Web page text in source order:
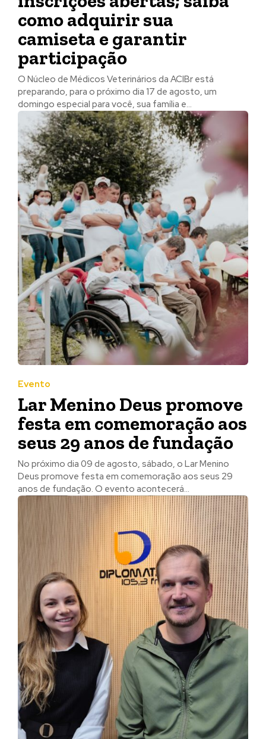
como adquirir sua
camiseta e garantir
participação
O Núcleo de Médicos Veterinários da ACIBr está
preparando, para o próximo dia 17 de agosto, um
domingo especial para você, sua família e...
Evento
Lar Menino Deus promove
festa em comemoração aos
seus 29 anos de fundação
No próximo dia 09 de agosto, sábado, o Lar Menino
Deus promove festa em comemoração aos seus 29
anos de fundação. O evento acontecerá...